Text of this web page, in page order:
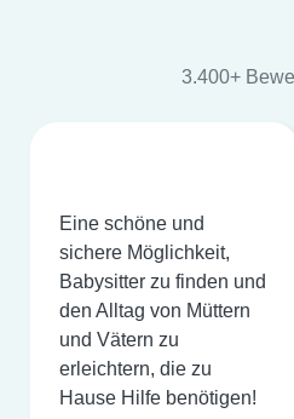
3.400+
Eine schöne und
sichere Möglichkeit,
Babysitter zu finden und
den Alltag von Müttern
und Vätern zu
erleichtern, die zu
Hause Hilfe benötigen!